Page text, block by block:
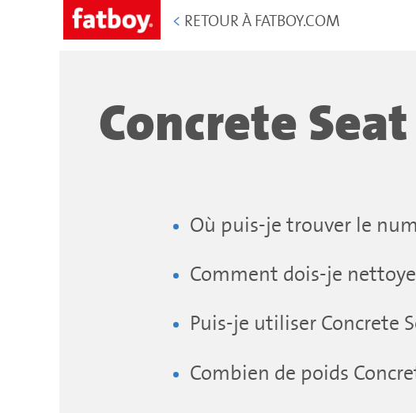
< RETOUR À FATBOY.COM
Concrete Seat
Où puis-je trouver le
Comment dois-je
Puis-je utiliser Concrete
Combien de poids